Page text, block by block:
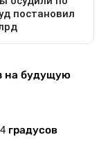
на будущую
градусов